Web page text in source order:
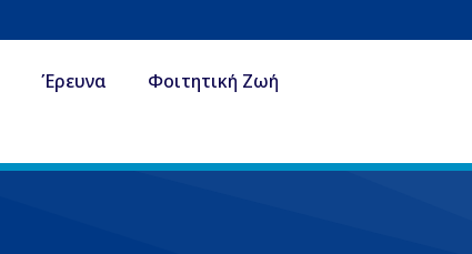
Έρευνα
Φοιτητική Ζωή